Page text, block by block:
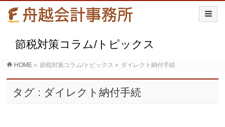
節税対策コラム/トピックス
HOME » 節税対策コラム/トピックス » ダイレクト納付手続
タグ : ダイレクト納付手続